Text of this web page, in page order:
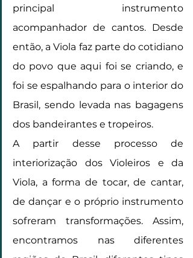
principal instrumento
acompanhador de cantos. Desde
então, a Viola faz parte do cotidiano
do povo que aqui foi se criando, e
foi se espalhando para o interior do
Brasil, sendo levada nas bagagens
dos bandeirantes e tropeiros.
A partir desse processo de
interiorização dos Violeiros e da
Viola, a forma de tocar, de cantar,
de dançar e o próprio instrumento
sofreram transformações. Assim,
encontramos nas diferentes